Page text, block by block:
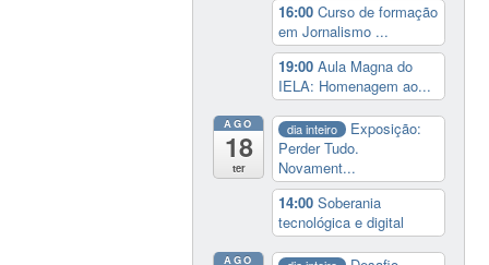
16:00Curso de formação
em Jornalismo ...
19:00Aula Magna do
IELA: Homenagem ao...
AGO
18
ter
dia inteiro
Exposição:
Perder Tudo.
Novament...
14:00Soberania
tecnológica e digital
AGO